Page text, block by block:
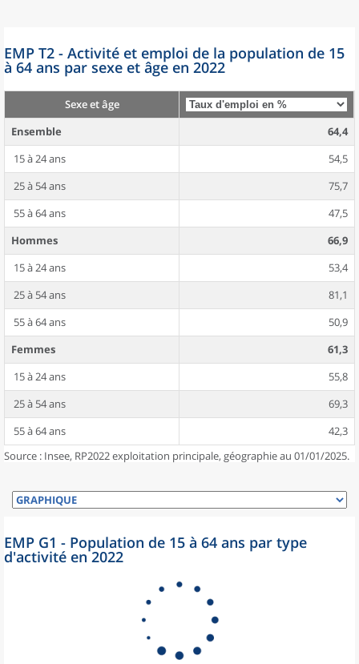
EMP T2 - Activité et emploi de la population de 15
à 64 ans par sexe et âge en 2022
Sexe et âge
Ensemble
64,4
15 à 24 ans
54,5
25 à 54 ans
75,7
55 à 64 ans
47,5
Hommes
66,9
15 à 24 ans
53,4
25 à 54 ans
81,1
55 à 64 ans
50,9
Femmes
61,3
15 à 24 ans
55,8
25 à 54 ans
69,3
55 à 64 ans
42,3
Source : Insee, RP2022 exploitation principale, géographie au 01/01/2025.
EMP G1 - Population de 15 à 64 ans par type
d'activité en 2022